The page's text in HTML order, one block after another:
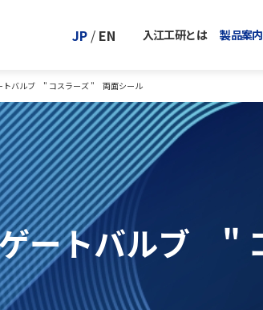
JP/ EN 入江工研とは 製品案内
トバルブ " コスラーズ " 両面シール
ートバルブ "